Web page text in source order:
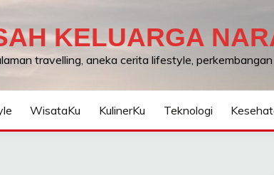
KELUARGA
travelling, aneka cerita lifestyle,
WisataKu KulinerKu Teknologi